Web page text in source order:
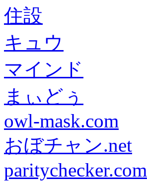
住設
キュウ
マインド
まぃどぅ
owl-mask.com
おぼチャン.net
paritychecker.com